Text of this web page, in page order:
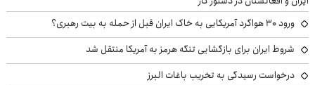
ورود ۳۰ هواگرد آمریکایی به خاک ایران قبل از حمله به بیت رهبری؟
شروط ایران برای بازگشایی تنگه هرمز به آمریکا منتقل شد
درخواست رسیدگی به تخریب باغات البرز